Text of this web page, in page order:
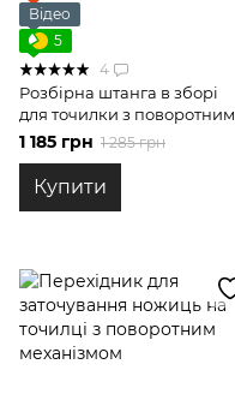
Відео
5
4
Розбірна штанга в зборі
для точилки з поворотним
механізмом
1 185 грн 1 285 грн
Купити